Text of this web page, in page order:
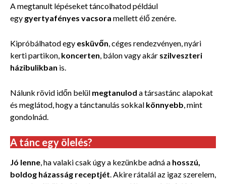
A megtanult lépéseket táncolhatod például
egy gyertyafényes vacsora mellett élő zenére.
Kipróbálhatod egy esküvőn , céges rendezvényen, nyári
kerti partikon, koncerten , bálon vagy akár szilveszteri
házibulikban is.
Nálunk rövid időn belül megtanulod a társastánc alapokat
és meglátod, hogy a tánctanulás sokkal könnyebb , mint
gondolnád.
A tánc egy ölelés?
Jó lenne , ha valaki csak úgy a kezünkbe adná a hosszú,
boldog házasság receptjét . Akire rátalál az igaz szerelem,